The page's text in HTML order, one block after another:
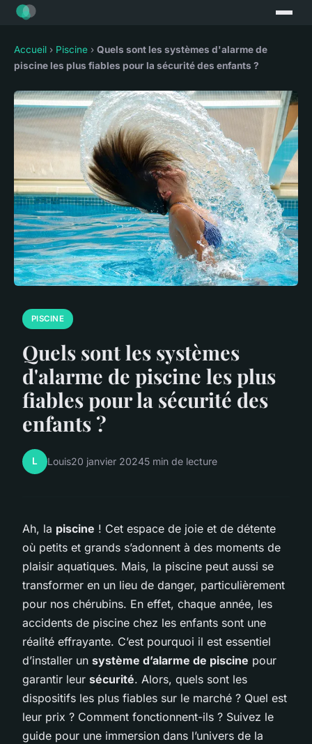
Accueil › Piscine › Quels sont les systèmes d'alarme de
piscine les plus fiables pour la sécurité des enfants ?
PISCINE
Quels sont les systèmes
d'alarme de piscine les plus
fiables pour la sécurité des
enfants ?
L Louis20 janvier 20245 min de lecture
Ah, la piscine ! Cet espace de joie et de détente
où petits et grands s’adonnent à des moments de
plaisir aquatiques. Mais, la piscine peut aussi se
transformer en un lieu de danger, particulièrement
pour nos chérubins. En effet, chaque année, les
accidents de piscine chez les enfants sont une
réalité effrayante. C’est pourquoi il est essentiel
d’installer un système d’alarme de piscine pour
garantir leur sécurité. Alors, quels sont les
dispositifs les plus fiables sur le marché ? Quel est
leur prix ? Comment fonctionnent-ils ? Suivez le
guide pour une immersion dans l’univers de la